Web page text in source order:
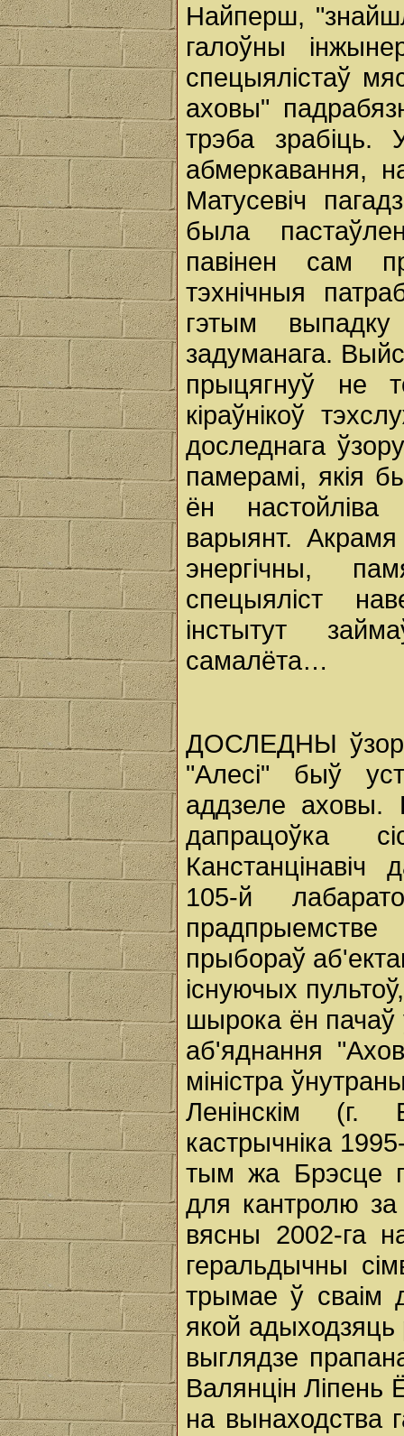
Найперш,
галоўны
спецыялістаў
аховы"
трэба зрабіць.
абмеркавання,
Матусевіч
была
павінен сам
тэхнічныя
гэтым выпадку
задуманага.
прыцягнуў не
кіраўнікоў
доследнага
памерамі, якія
ён настойліва
варыянт.
энергічны,
спецыяліст
інстытут
самалёта…
ДОСЛЕДНЫ ўзор
"Алесі" быў
аддзеле аховы.
дапрацоўка
Канстанцінавіч
105-й
прыбораў
існуючых
шырока ён пачаў
аб'яднання
міністра
Ленінскім (г.
кастрычніка
тым жа Брэсце
для кантролю за
вясны 2002-га
геральдычны
трымае ў сваім
якой адыходзяць
выглядзе
Валянцін Ліпень
на вынаходства